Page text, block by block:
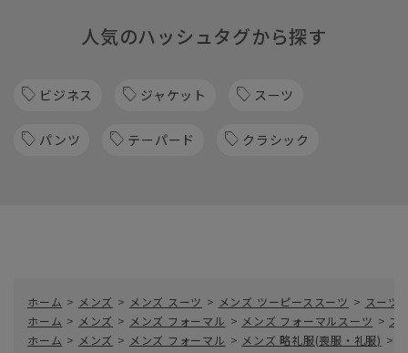
人気のハッシュタグから探す
ビジネス ジャケット スーツ
パンツ テーパード クラシック
ホーム > メンズ > メンズ スーツ > メンズ ツーピーススーツ > スーツ
ホーム > メンズ > メンズ フォーマル > メンズ フォーマルスーツ > ス
ホーム > メンズ > メンズ フォーマル > メンズ 略礼服(喪服・礼服) >